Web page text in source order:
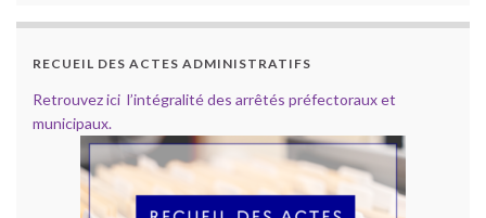
RECUEIL DES ACTES ADMINISTRATIFS
Retrouvez ici l’intégralité des arrêtés préfectoraux et
municipaux.